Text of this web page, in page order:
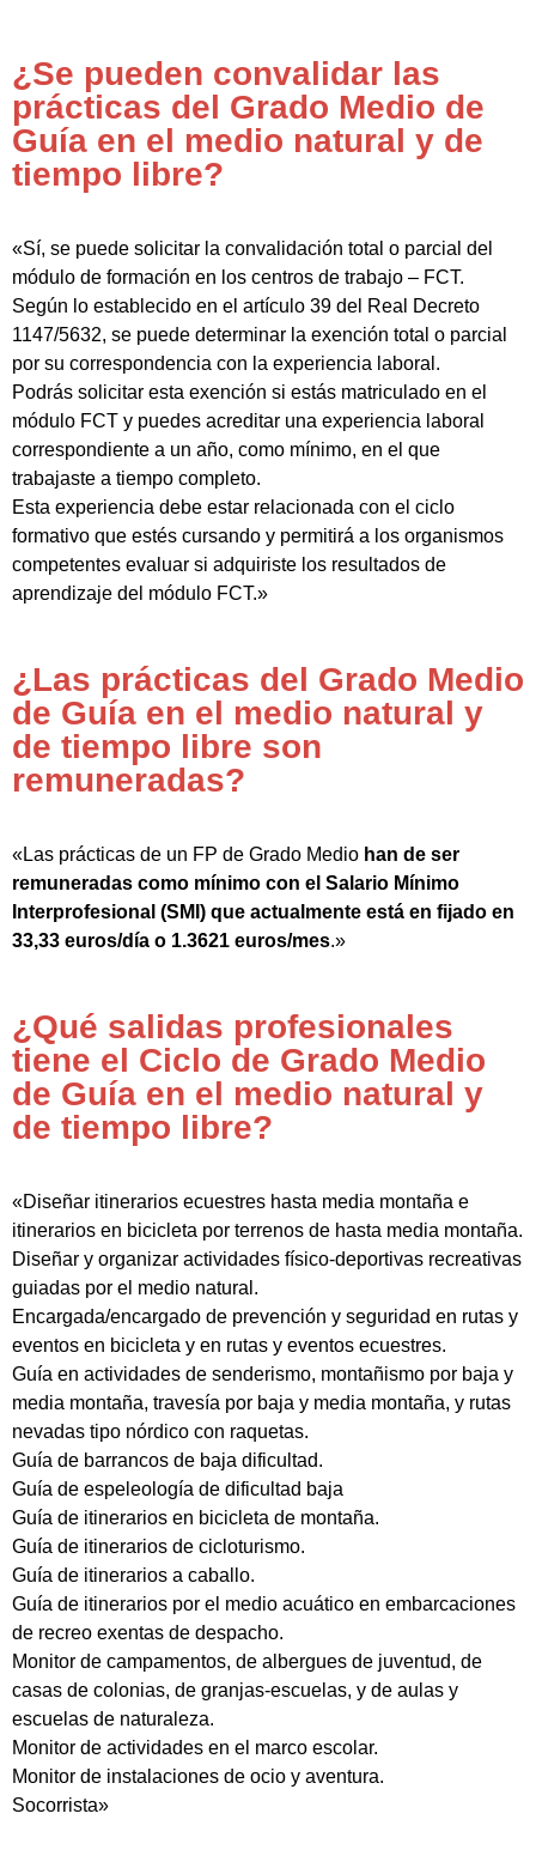
¿Se pueden convalidar las
prácticas del Grado Medio de
Guía en el medio natural y de
tiempo libre?
«Sí, se puede solicitar la convalidación total o parcial del
módulo de formación en los centros de trabajo – FCT.
Según lo establecido en el artículo 39 del Real Decreto
1147/5632, se puede determinar la exención total o parcial
por su correspondencia con la experiencia laboral.
Podrás solicitar esta exención si estás matriculado en el
módulo FCT y puedes acreditar una experiencia laboral
correspondiente a un año, como mínimo, en el que
trabajaste a tiempo completo.
Esta experiencia debe estar relacionada con el ciclo
formativo que estés cursando y permitirá a los organismos
competentes evaluar si adquiriste los resultados de
aprendizaje del módulo FCT.»
¿Las prácticas del Grado Medio
de Guía en el medio natural y
de tiempo libre son
remuneradas?
«Las prácticas de un FP de Grado Medio han de ser
remuneradas como mínimo con el Salario Mínimo
Interprofesional (SMI) que actualmente está en fijado en
33,33 euros/día o 1.3621 euros/mes.»
¿Qué salidas profesionales
tiene el Ciclo de Grado Medio
de Guía en el medio natural y
de tiempo libre?
«Diseñar itinerarios ecuestres hasta media montaña e
itinerarios en bicicleta por terrenos de hasta media montaña.
Diseñar y organizar actividades físico-deportivas recreativas
guiadas por el medio natural.
Encargada/encargado de prevención y seguridad en rutas y
eventos en bicicleta y en rutas y eventos ecuestres.
Guía en actividades de senderismo, montañismo por baja y
media montaña, travesía por baja y media montaña, y rutas
nevadas tipo nórdico con raquetas.
Guía de barrancos de baja dificultad.
Guía de espeleología de dificultad baja
Guía de itinerarios en bicicleta de montaña.
Guía de itinerarios de cicloturismo.
Guía de itinerarios a caballo.
Guía de itinerarios por el medio acuático en embarcaciones
de recreo exentas de despacho.
Monitor de campamentos, de albergues de juventud, de
casas de colonias, de granjas-escuelas, y de aulas y
escuelas de naturaleza.
Monitor de actividades en el marco escolar.
Monitor de instalaciones de ocio y aventura.
Socorrista»